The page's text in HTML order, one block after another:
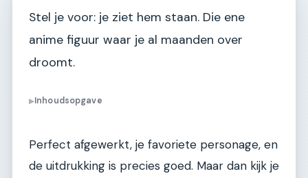
Stel je voor: je ziet hem staan. Die ene
anime figuur waar je al maanden over
droomt.
▶Inhoudsopgave
Perfect afgewerkt, je favoriete personage, en
de uitdrukking is precies goed. Maar dan kijk je